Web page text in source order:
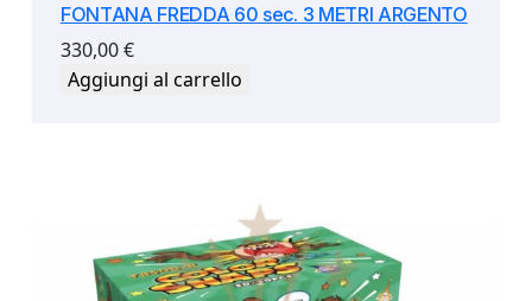
FONTANA FREDDA 60 sec. 3 METRI ARGENTO
330,00€
Aggiungi al carrello